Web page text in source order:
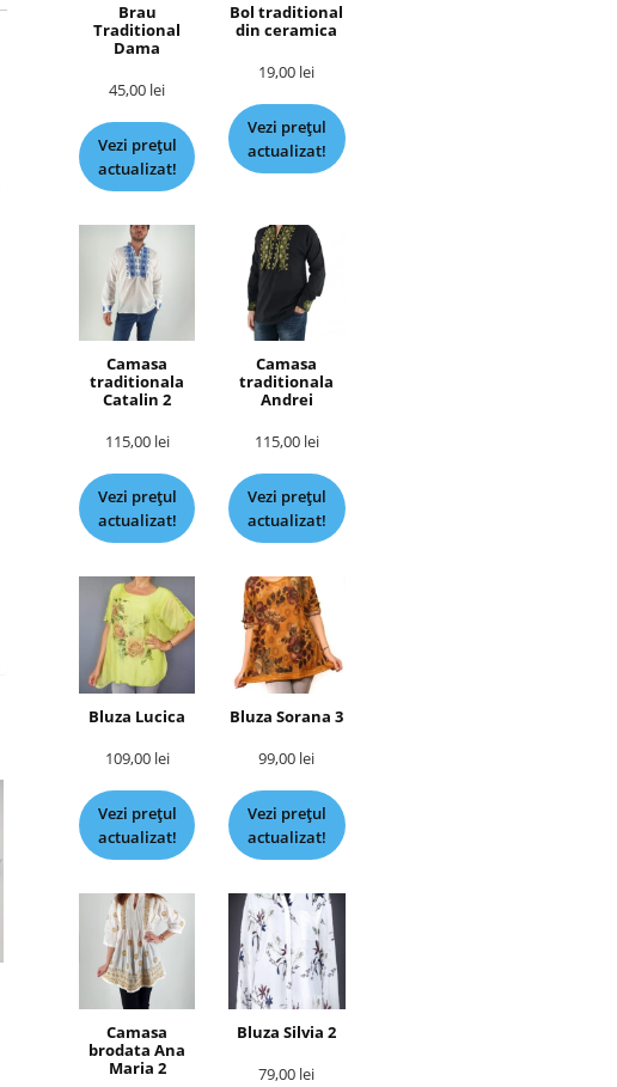
Brau
Traditional
Dama
45,00 lei
Vezi prețul
actualizat!
Bol traditional
din ceramica
19,00 lei
Vezi prețul
actualizat!
Camasa
traditionala
Catalin 2
115,00 lei
Vezi prețul
actualizat!
Camasa
traditionala
Andrei
115,00 lei
Vezi prețul
actualizat!
Bluza Lucica
109,00 lei
Vezi prețul
actualizat!
Bluza Sorana 3
99,00 lei
Vezi prețul
actualizat!
Camasa
brodata Ana
Maria 2
Bluza Silvia 2
79,00 lei